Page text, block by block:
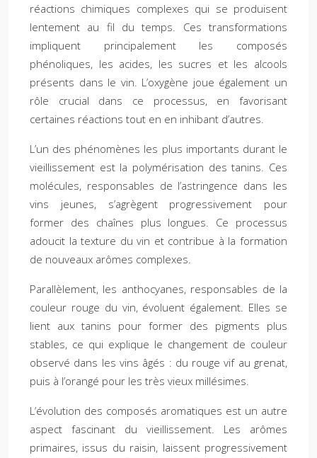
réactions chimiques complexes qui se produisent
lentement au fil du temps. Ces transformations
impliquent principalement les composés
phénoliques, les acides, les sucres et les alcools
présents dans le vin. L’oxygène joue également un
rôle crucial dans ce processus, en favorisant
certaines réactions tout en en inhibant d’autres.
L’un des phénomènes les plus importants durant le
vieillissement est la polymérisation des tanins. Ces
molécules, responsables de l’astringence dans les
vins jeunes, s’agrègent progressivement pour
former des chaînes plus longues. Ce processus
adoucit la texture du vin et contribue à la formation
de nouveaux arômes complexes.
Parallèlement, les anthocyanes, responsables de la
couleur rouge du vin, évoluent également. Elles se
lient aux tanins pour former des pigments plus
stables, ce qui explique le changement de couleur
observé dans les vins âgés : du rouge vif au grenat,
puis à l’orangé pour les très vieux millésimes.
L’évolution des composés aromatiques est un autre
aspect fascinant du vieillissement. Les arômes
primaires, issus du raisin, laissent progressivement